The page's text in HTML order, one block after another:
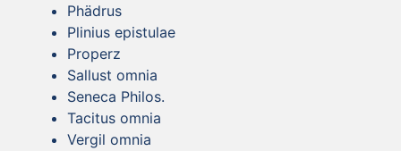
Phädrus
Plinius epistulae
Properz
Sallust omnia
Seneca Philos.
Tacitus omnia
Vergil omnia